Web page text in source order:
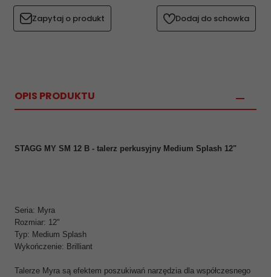
Zapytaj o produkt Dodaj do schowka
OPIS PRODUKTU
STAGG MY SM 12 B - talerz perkusyjny Medium Splash 12"
Seria: Myra
Rozmiar: 12"
Typ: Medium Splash
Wykończenie: Brilliant
Talerze Myra są efektem poszukiwań narzędzia dla współczesnego